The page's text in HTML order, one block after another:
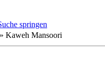
springen
» Kaweh Mansoori